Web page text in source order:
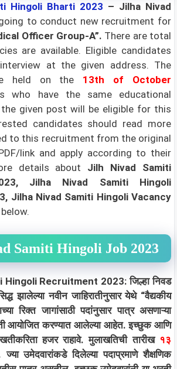
Hingoli Bharti 2023 – Jilha Nivad
to conduct new recruitment for
Officer Group-A”. There are total
are available. Eligible candidates
at the given address. The
held on the 13th of October
who have the same educational
given post will be eligible for this
candidates should read more
to this recruitment from the original
link and apply according to their
details about Jilh Nivad Samiti
Jilha Nivad Samiti Hingoli
Jilha Nivad Samiti Hingoli Vacancy
Samiti Hingoli Job 2023
Recruitment 2023: जिल्हा निवड
झालेल्या नवीन जाहिरातीनुसार येथे “वैद्यकीय
रिक्त जागांसाठी पदांनुसार पात्र असणाऱ्या
आयोजित करण्यात आलेल्या आहेत. इच्छुक आणि
हजर राहावे. मुलाखतिची तारीख१३
उमेदवारांकडे दिलेल्या पदाप्रमाणे शैक्षणिक